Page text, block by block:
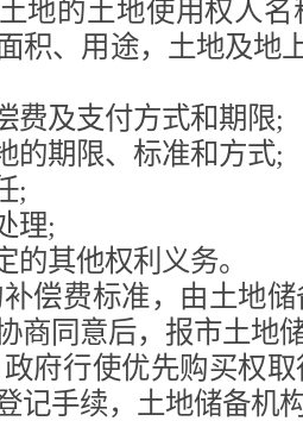
的土地使用权人名
积、用途，土地及地
及支付方式和期限;
期限、标准和方式;
;
理;
其他权利义务。
费标准，由土地储
商同意后，报市土地
行使优先购买权取
记手续，土地储备机